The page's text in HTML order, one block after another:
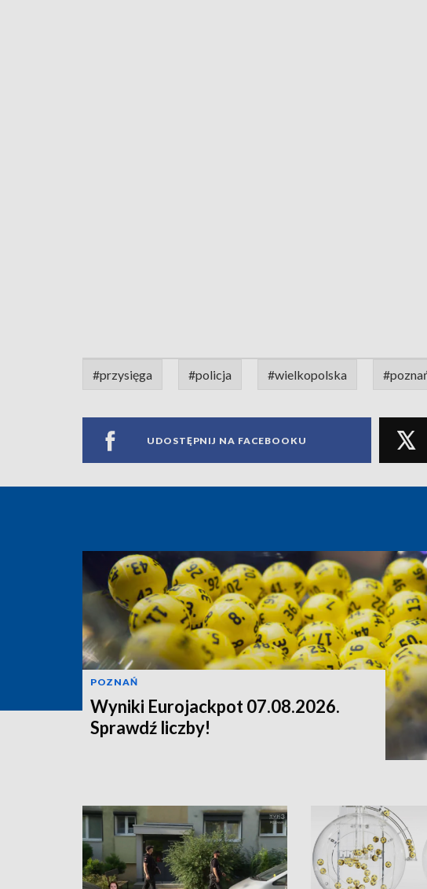
#przysięga #policja #wielkopolska
UDOSTĘPNIJ NA FACEBOOKU
POZNAŃ
Wyniki Eurojackpot 07.08.2026.
Sprawdź liczby!